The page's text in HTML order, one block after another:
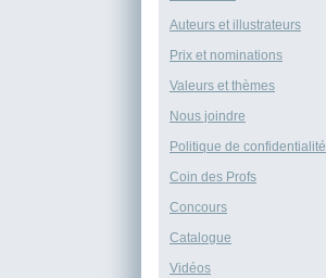
Auteurs et illustrateurs
Prix et nominations
Valeurs et thèmes
Nous joindre
Politique de confidentialité
Coin des Profs
Concours
Catalogue
Vidéos